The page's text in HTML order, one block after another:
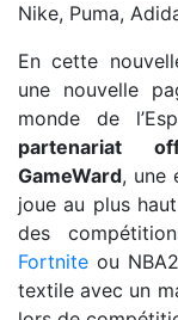
Nike, Puma,
En cette
une nouvelle
monde de
partenariat
GameWard, une
joue au plus
des
Fortnite ou
textile avec un